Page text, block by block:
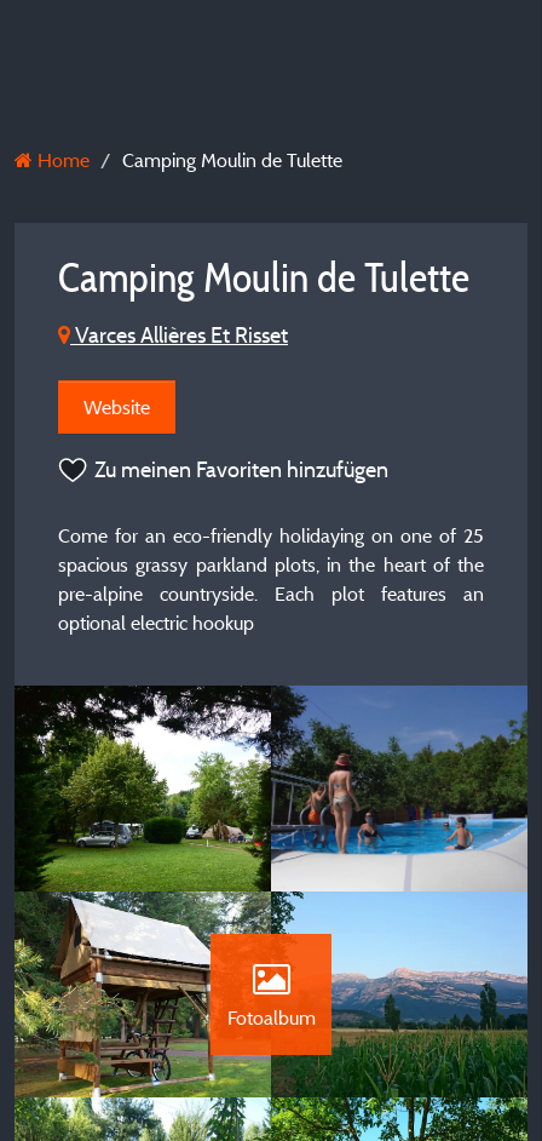
Home Camping Moulin de Tulette
Camping Moulin de Tulette
Varces Allières Et Risset
Website
Zu meinen Favoriten hinzufügen
Come for an eco-friendly holidaying on one of 25
spacious grassy parkland plots, in the heart of the
pre-alpine countryside. Each plot features an
optional electric hookup
Fotoalbum